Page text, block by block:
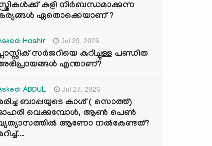
കുളി നിർബന്ധമാക്കുന്ന
ഏതൊക്കെയാണ് ?
Hashir Jul 29, 2026
സർജറിയെ കുറിച്ചുള്ള പണ്ഡിത
എന്താണ്?
ABDUL Jul 27, 2026
ബാപ്പയുടെ കാശ് ( സൊത്ത്)
വെക്കുമ്പോൾ, ആണ്‍ പെണ്‍
ആണോ നല്‍കേണ്ടത്?